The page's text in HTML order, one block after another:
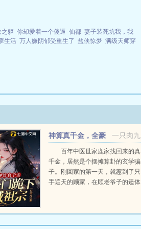
躯 你却爱着一个傻逼 仙都 妻子装死坑我，我
生活 万人嫌阴郁受重生了 盐侠惊梦 满级天师穿
一只肉九
神算真千金，全豪
门跪下喊祖宗
百年中医世家鹿家找回来的真
千金，居然是个摆摊算卦的玄学骗
子。刚回家的第一天，就惹到了只
手遮天的顾家，在顾老爷子的遗体
运，三风水样样精通。...